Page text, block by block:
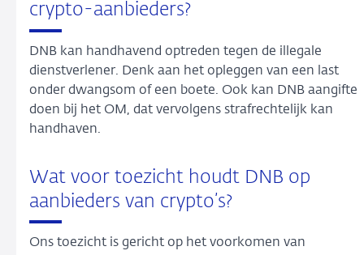
crypto-aanbieders?
DNB kan handhavend optreden tegen de illegale
dienstverlener. Denk aan het opleggen van een last
onder dwangsom of een boete. Ook kan DNB aangifte
doen bij het OM, dat vervolgens strafrechtelijk kan
handhaven.
Wat voor toezicht houdt DNB op
aanbieders van crypto’s?
Ons toezicht is gericht op het voorkomen van